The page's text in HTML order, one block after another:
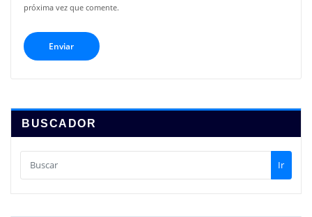
próxima vez que comente.
BUSCADOR
Ir